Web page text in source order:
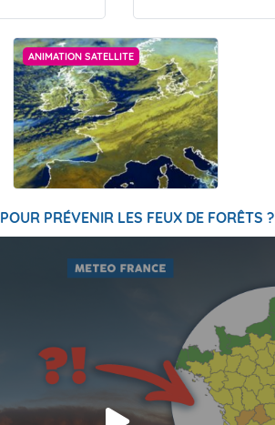
ANIMATION SATELLITE
PRÉVENIR LES FEUX DE FORÊTS ?